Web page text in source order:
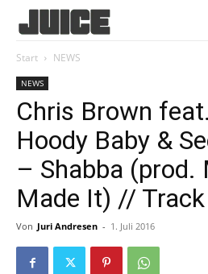
Start NEWS
NEWS
Chris Brown
Hoody Baby &
– Shabba (prod.
Made It) // Track
Von Juri Andresen - 1. Juli 2016